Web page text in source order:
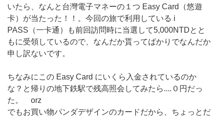
いたら、なんと台灣電子マネーの１つ Easy Card（悠遊
卡）が当たった！！。今回の旅で利用している i
PASS（一卡通）も前回訪問時に当選して5,000NTDとと
もに受領しているので、なんだか貰ってばかりでなんだか
申し訳ないです。
ちなみにこの Easy Card にいくら入金されているのか
な？と帰りの地下鉄駅で残高照会してみたら....０円だっ
た。 orz
でもお買い物パンダデザインのカードだから、ちょっとだ